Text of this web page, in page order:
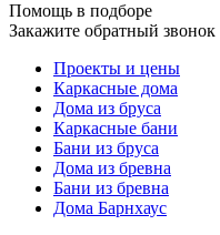
Помощь в подборе
Закажите обратный звонок
Проекты и цены
Каркасные дома
Дома из бруса
Каркасные бани
Бани из бруса
Дома из бревна
Бани из бревна
Дома Барнхаус